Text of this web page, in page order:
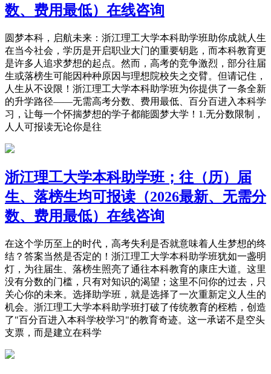
数、费用最低）在线咨询
圆梦本科，启航未来：浙江理工大学本科助学班助你成就人生
在当今社会，学历是开启职业大门的重要钥匙，而本科教育更
是许多人追求梦想的起点。然而，高考的竞争激烈，部分往届
生或落榜生可能因种种原因与理想院校失之交臂。但请记住，
人生从不设限！浙江理工大学本科助学班为你提供了一条全新
的升学路径——无需高考分数、费用最低、百分百进入本科学
习，让每一个怀揣梦想的学子都能圆梦大学！1.无分数限制，
人人可报读无论你是往
浙江理工大学本科助学班；往（历）届
生、落榜生均可报读（2026最新、无需分
数、费用最低）在线咨询
在这个学历至上的时代，高考失利是否就意味着人生梦想的终
结？答案当然是否定的！浙江理工大学本科助学班犹如一盏明
灯，为往届生、落榜生照亮了通往本科教育的康庄大道。这里
没有分数的门槛，只有对知识的渴望；这里不问你的过去，只
关心你的未来。选择助学班，就是选择了一次重新定义人生的
机会。浙江理工大学本科助学班打破了传统教育的桎梏，创造
了"百分百进入本科学校学习"的教育奇迹。这一承诺不是空头
支票，而是建立在科学